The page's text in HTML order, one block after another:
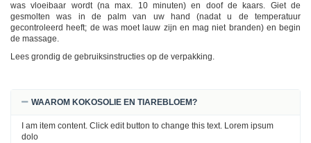
was vloeibaar wordt (na max. 10 minuten) en doof de kaars. Giet de
gesmolten was in de palm van uw hand (nadat u de temperatuur
gecontroleerd heeft; de was moet lauw zijn en mag niet branden) en begin
de massage.
Lees grondig de gebruiksinstructies op de verpakking.
WAAROM KOKOSOLIE EN TIAREBLOEM?
I am item content. Click edit button to change this text. Lorem ipsum
dolo